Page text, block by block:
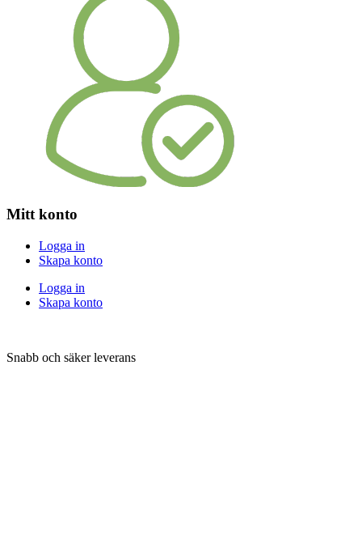
Mitt konto
Logga in
Skapa konto
Logga in
Skapa konto
Snabb och säker leverans